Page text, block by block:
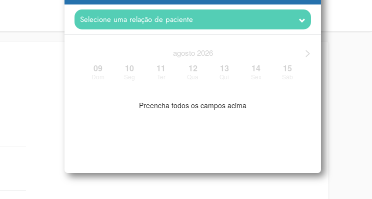
>
agosto 2026
09 10 11 12 13 14 15
Preencha todos os campos acima